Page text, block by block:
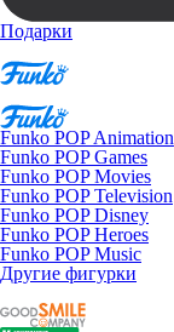
Подарки
Funko POP Animation
Funko POP Games
Funko POP Movies
Funko POP Television
Funko POP Disney
Funko POP Heroes
Funko POP Music
Другие фигурки